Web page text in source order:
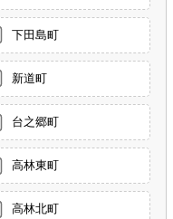
下田島町
新道町
台之郷町
高林東町
高林北町